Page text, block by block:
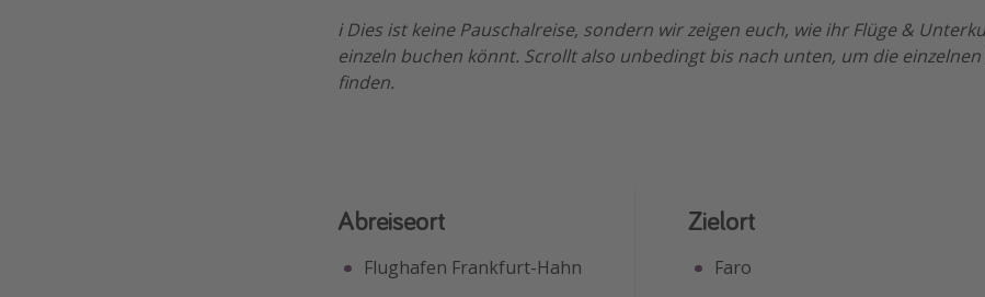
ℹ️ Dies ist keine Pauschalreise, sondern wir zeigen euch, wie ihr Flüge &
einzeln buchen könnt. Scrollt also unbedingt bis nach unten, um die
finden.
Abreiseort
Flughafen Frankfurt-Hahn
Zielort
Faro